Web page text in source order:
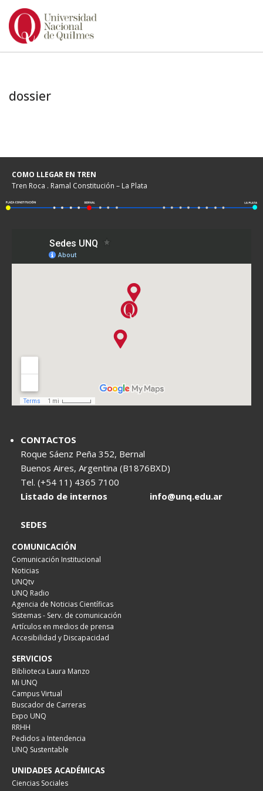
Ir
dossier
COMO LLEGAR EN TREN
Tren Roca . Ramal Constitución – La Plata
CONTACTOS
Roque Sáenz Peña 352, Bernal
Buenos Aires, Argentina (B1876BXD)
Tel. (+54 11) 4365 7100
Listado de internos
info@unq.edu.ar
SEDES
COMUNICACIÓN
Comunicación Institucional
Noticias
UNQtv
UNQ Radio
Agencia de Noticias Científicas
Sistemas - Serv. de comunicación
Artículos en medios de prensa
Accesibilidad y Discapacidad
SERVICIOS
Biblioteca Laura Manzo
Mi UNQ
Campus Virtual
Buscador de Carreras
Expo UNQ
RRHH
Pedidos a Intendencia
UNQ Sustentable
UNIDADES ACADÉMICAS
Ciencias Sociales